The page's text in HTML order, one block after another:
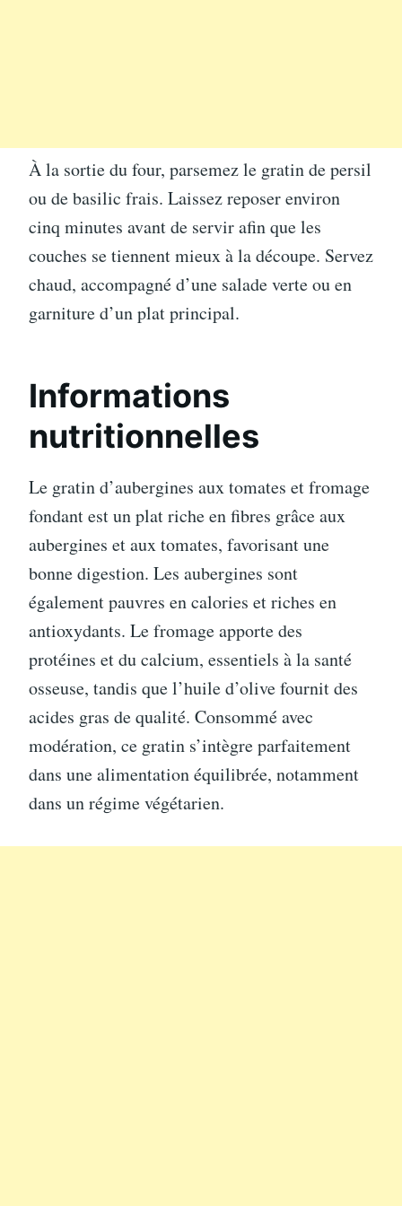
À la sortie du four, parsemez le gratin de persil
ou de basilic frais. Laissez reposer environ
cinq minutes avant de servir afin que les
couches se tiennent mieux à la découpe. Servez
chaud, accompagné d’une salade verte ou en
garniture d’un plat principal.
Informations
nutritionnelles
Le gratin d’aubergines aux tomates et fromage
fondant est un plat riche en fibres grâce aux
aubergines et aux tomates, favorisant une
bonne digestion. Les aubergines sont
également pauvres en calories et riches en
antioxydants. Le fromage apporte des
protéines et du calcium, essentiels à la santé
osseuse, tandis que l’huile d’olive fournit des
acides gras de qualité. Consommé avec
modération, ce gratin s’intègre parfaitement
dans une alimentation équilibrée, notamment
dans un régime végétarien.